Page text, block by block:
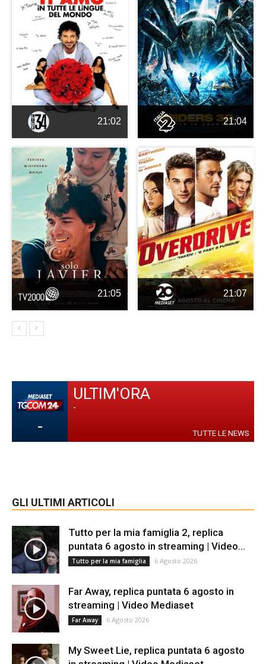
21:02 21:04
21:05 21:07
-
ULTIM'ORA
-
TUTTE LE NEWS
GLI ULTIMI ARTICOLI
Tutto per la mia famiglia 2, replica
puntata 6 agosto in streaming | Video...
Tutto per la mia famiglia 6 Agosto 2026
Far Away, replica puntata 6 agosto in
streaming | Video Mediaset
Far Away 6 Agosto 2026
My Sweet Lie, replica puntata 6 agosto